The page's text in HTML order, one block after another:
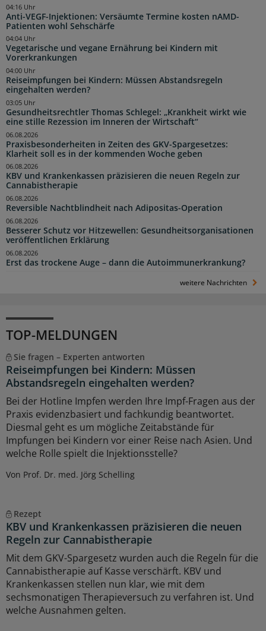
Anti-VEGF-Injektionen: Versäumte Termine kosten nAMD-
Patienten wohl Sehschärfe
04:16 Uhr
Vegetarische und vegane Ernährung bei Kindern mit
Vorerkrankungen
04:04 Uhr
Reiseimpfungen bei Kindern: Müssen Abstandsregeln
eingehalten werden?
04:00 Uhr
Gesundheitsrechtler Thomas Schlegel: „Krankheit wirkt wie
eine stille Rezession im Inneren der Wirtschaft“
03:05 Uhr
Praxisbesonderheiten in Zeiten des GKV-Spargesetzes:
Klarheit soll es in der kommenden Woche geben
06.08.2026
KBV und Krankenkassen präzisieren die neuen Regeln zur
Cannabistherapie
06.08.2026
Reversible Nachtblindheit nach Adipositas-Operation
06.08.2026
Besserer Schutz vor Hitzewellen: Gesundheitsorganisationen
veröffentlichen Erklärung
06.08.2026
Erst das trockene Auge – dann die Autoimmunerkrankung?
06.08.2026
weitere Nachrichten
TOP-MELDUNGEN
Sie fragen – Experten antworten
Reiseimpfungen bei Kindern: Müssen
Abstandsregeln eingehalten werden?
Bei der Hotline Impfen werden Ihre Impf-Fragen aus der
Praxis evidenzbasiert und fachkundig beantwortet.
Diesmal geht es um mögliche Zeitabstände für
Impfungen bei Kindern vor einer Reise nach Asien. Und
welche Rolle spielt die Injektionsstelle?
Von Prof. Dr. med. Jörg Schelling
Rezept
KBV und Krankenkassen präzisieren die neuen
Regeln zur Cannabistherapie
Mit dem GKV-Spargesetz wurden auch die Regeln für die
Cannabistherapie auf Kasse verschärft. KBV und
Krankenkassen stellen nun klar, wie mit dem
sechsmonatigen Therapieversuch zu verfahren ist. Und
welche Ausnahmen gelten.